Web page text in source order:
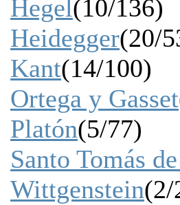
Hegel(10/136)
Heidegger(20/
Kant(14/100)
Ortega y Gasset
Platón(5/77)
Santo Tomás
Wittgenstein(2/